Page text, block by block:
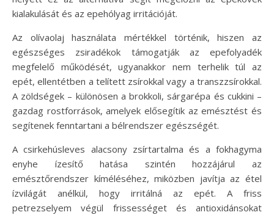
kialakulását és az epehólyag irritációját.
Az olívaolaj használata mértékkel történik, hiszen az
egészséges zsiradékok támogatják az epefolyadék
megfelelő működését, ugyanakkor nem terhelik túl az
epét, ellentétben a telített zsírokkal vagy a transzzsírokkal.
A zöldségek – különösen a brokkoli, sárgarépa és cukkini –
gazdag rostforrások, amelyek elősegítik az emésztést és
segítenek fenntartani a bélrendszer egészségét.
A csirkehúsleves alacsony zsírtartalma és a fokhagyma
enyhe ízesítő hatása szintén hozzájárul az
emésztőrendszer kíméléséhez, miközben javítja az étel
ízvilágát anélkül, hogy irritálná az epét. A friss
petrezselyem végül frissességet és antioxidánsokat